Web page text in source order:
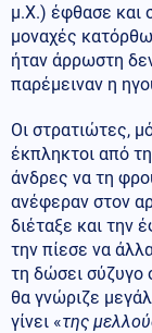
μ.Χ.) έφθασε και
μοναχές
ήταν άρρωστη
παρέμειναν η
Οι στρατιώτες,
έκπληκτοι από
άνδρες να τη
ανέφεραν στον
διέταξε και την
την πίεσε να
τη δώσει σύζυγο
θα γνώριζε
γίνει «της